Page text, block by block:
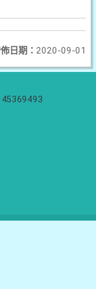
日期： 2020-09-01
45369493